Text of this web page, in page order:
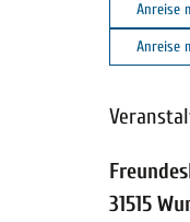
Anreise
Anreise
31515